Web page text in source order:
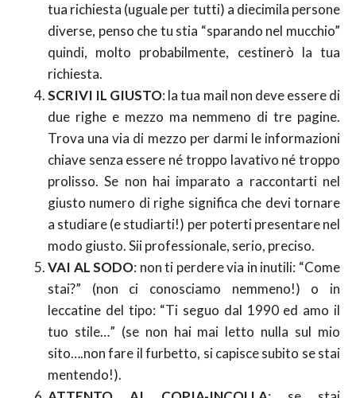
tua richiesta (uguale per tutti) a diecimila persone
diverse, penso che tu stia “sparando nel mucchio”
quindi, molto probabilmente, cestinerò la tua
richiesta.
SCRIVI IL GIUSTO: la tua mail non deve essere di
due righe e mezzo ma nemmeno di tre pagine.
Trova una via di mezzo per darmi le informazioni
chiave senza essere né troppo lavativo né troppo
prolisso. Se non hai imparato a raccontarti nel
giusto numero di righe significa che devi tornare
a studiare (e studiarti!) per poterti presentare nel
modo giusto. Sii professionale, serio, preciso.
VAI AL SODO: non ti perdere via in inutili: “Come
stai?” (non ci conosciamo nemmeno!) o in
leccatine del tipo: “Ti seguo dal 1990 ed amo il
tuo stile…” (se non hai mai letto nulla sul mio
sito….non fare il furbetto, si capisce subito se stai
mentendo!).